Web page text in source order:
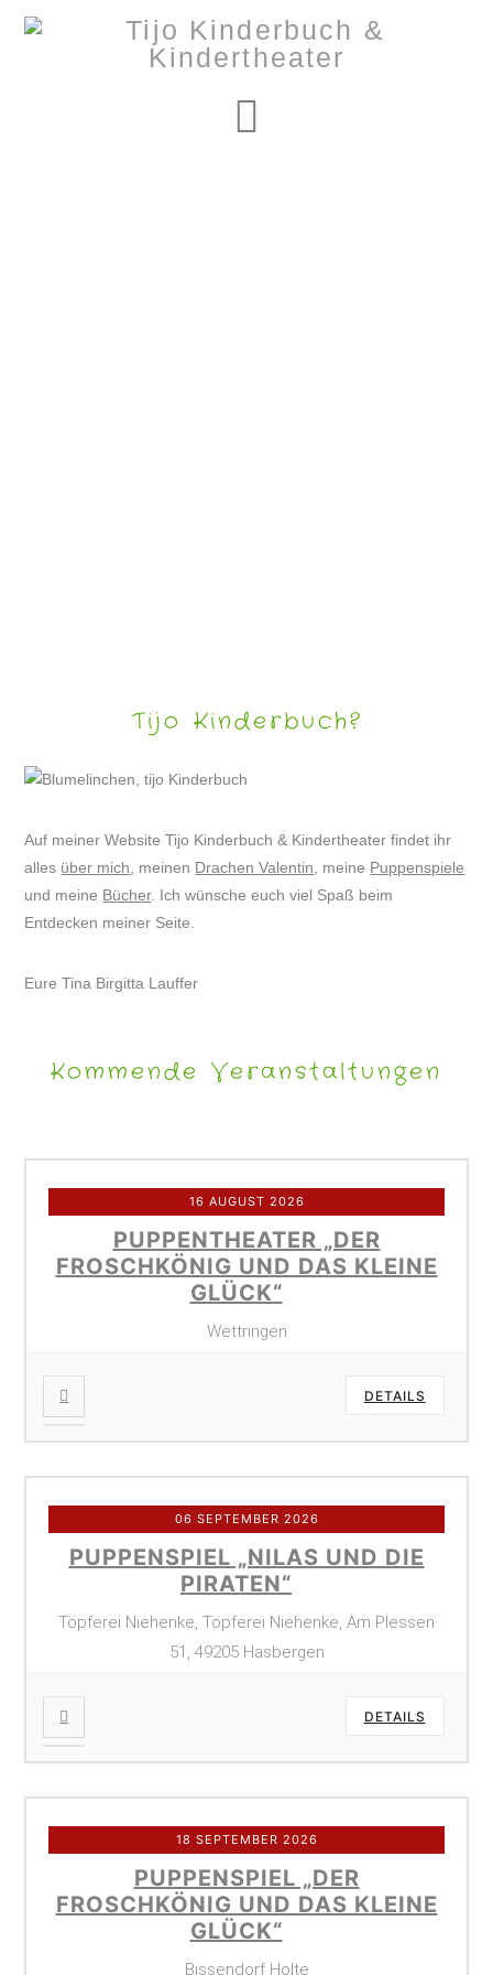
Tijo Kinderbuch?
Auf meiner Website Tijo Kinderbuch & Kindertheater findet ihr
alles über mich , meinen Drachen Valentin , meine Puppenspiele
und meine Bücher. Ich wünsche euch viel Spaß beim
Entdecken meiner Seite.
Eure Tina Birgitta Lauffer
Kommende Veranstaltungen
16 AUGUST 2026
PUPPENTHEATER „DER
FROSCHKÖNIG UND DAS KLEINE
GLÜCK“
Wettringen
DETAILS
06 SEPTEMBER 2026
PUPPENSPIEL „NILAS UND DIE
PIRATEN“
Töpferei Niehenke, Töpferei Niehenke, Am Plessen
51, 49205 Hasbergen
DETAILS
18 SEPTEMBER 2026
PUPPENSPIEL „DER
FROSCHKÖNIG UND DAS KLEINE
GLÜCK“
Bissendorf Holte